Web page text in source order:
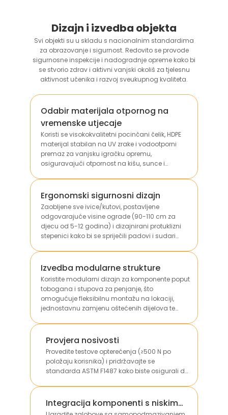
Dizajn i izvedba objekta
Svi objekti su u skladu s nacionalnim standardima
za obrazovanje i sigurnost. Redovito se provode
sigurnosne inspekcije i nadogradnje opreme kako bi
se stvorio zdrav i aktivni vanjski okoliš za tjelesnu
aktivnost učenika i razvoj sveukupnog kvaliteta.
Odabir materijala otpornog na
vremenske utjecaje
Koristi se visokokvalitetni pocinčani čelik, HDPE
materijal stabilan na UV zrake i vodootporni
premaz za vanjsku igračku opremu,
osiguravajući otpornost na kišu, sunce i
Ergonomski sigurnosni dizajn
Zaobljene sve ivice/kutovi, postavljene
odgovarajuće visine ograde (90-110 cm za
djecu od 5-12 godina) i dizajnirani protuklizni
stepenici kako bi se spriječili padovi i sudari
Izvedba modularne strukture
Koristite modularni dizajn za komponente poput
tobogana i stupova za penjanje, što
omogućuje fleksibilnu montažu na lokaciji,
jednostavnu zamjenu oštećenih dijelova te
Provjera nosivosti
Provedite testove opterećenja (≥500 N po
položaju korisnika) i pridržavajte se
standarda ASTM F1487 kako biste osigurali da
Integracija komponenti s niskim